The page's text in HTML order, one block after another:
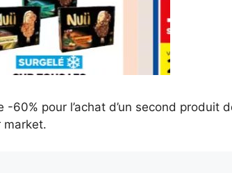
60% pour l’achat d’un second produit
market.